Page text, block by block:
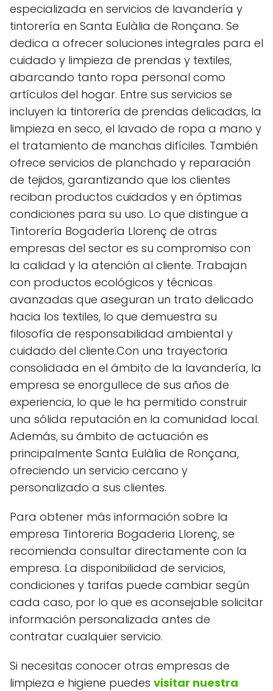
especializada en servicios de lavandería y
tintorería en Santa Eulàlia de Ronçana. Se
dedica a ofrecer soluciones integrales para el
cuidado y limpieza de prendas y textiles,
abarcando tanto ropa personal como
artículos del hogar. Entre sus servicios se
incluyen la tintorería de prendas delicadas, la
limpieza en seco, el lavado de ropa a mano y
el tratamiento de manchas difíciles. También
ofrece servicios de planchado y reparación
de tejidos, garantizando que los clientes
reciban productos cuidados y en óptimas
condiciones para su uso. Lo que distingue a
Tintorería Bogadería Llorenç de otras
empresas del sector es su compromiso con
la calidad y la atención al cliente. Trabajan
con productos ecológicos y técnicas
avanzadas que aseguran un trato delicado
hacia los textiles, lo que demuestra su
filosofía de responsabilidad ambiental y
cuidado del cliente.Con una trayectoria
consolidada en el ámbito de la lavandería, la
empresa se enorgullece de sus años de
experiencia, lo que le ha permitido construir
una sólida reputación en la comunidad local.
Además, su ámbito de actuación es
principalmente Santa Eulàlia de Ronçana,
ofreciendo un servicio cercano y
personalizado a sus clientes.
Para obtener más información sobre la
empresa Tintoreria Bogaderia Llorenç, se
recomienda consultar directamente con la
empresa. La disponibilidad de servicios,
condiciones y tarifas puede cambiar según
cada caso, por lo que es aconsejable solicitar
información personalizada antes de
contratar cualquier servicio.
Si necesitas conocer otras empresas de
limpieza e higiene puedes visitar nuestra